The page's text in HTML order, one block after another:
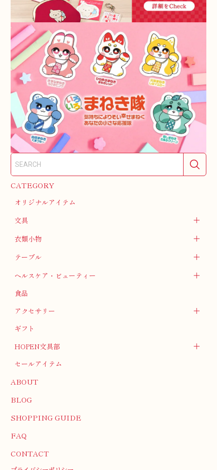
CATEGORY
オリジナルアイテム
文具
衣類小物
テーブル
ヘルスケア・ビューティー
食品
アクセサリー
ギフト
HOPEN文具部
セールアイテム
ABOUT
BLOG
SHOPPING GUIDE
FAQ
CONTACT